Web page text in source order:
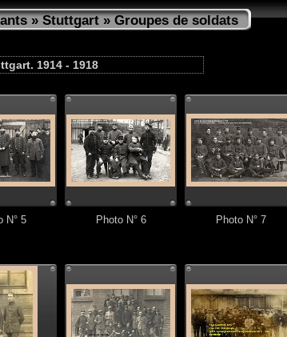
»Stuttgart» Groupes de soldats
1914 - 1918
N° 5 Photo N° 6 Photo N° 7